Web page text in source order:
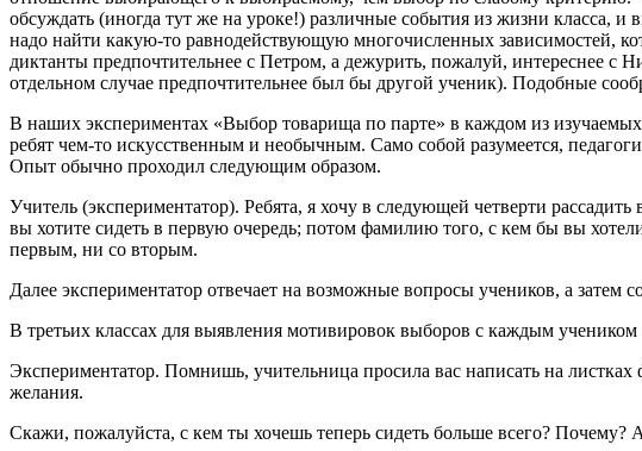
обсуждать (иногда тут же на уроке!) различные события из жизни класса,
надо найти какую-то равнодействующую многочисленных зависимостей,
диктанты предпочтительнее с Петром, а дежурить, пожалуй, интереснее
отдельном случае предпочтительнее был бы другой ученик). Подобные
В наших экспериментах «Выбор товарища по парте» в каждом из
ребят чем-то искусственным и необычным. Само собой разумеется,
Опыт обычно проходил следующим образом.
Учитель (экспериментатор). Ребята, я хочу в следующей четверти
вы хотите сидеть в первую очередь; потом фамилию того, с кем бы вы
первым, ни со вторым.
Далее экспериментатор отвечает на возможные вопросы учеников, а затем
В третьих классах для выявления мотивировок выборов с каждым учеником
Экспериментатор. Помнишь, учительница просила вас написать на
желания.
Скажи, пожалуйста, с кем ты хочешь теперь сидеть больше всего?